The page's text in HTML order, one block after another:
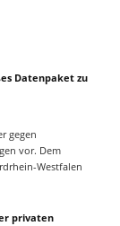
Datenpaket zu
gegen
vor. Dem
Westfalen
privaten